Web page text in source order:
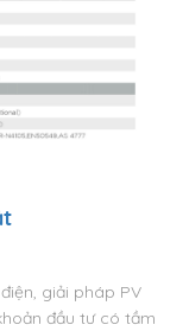
giải pháp PV
đầu tư có tầm